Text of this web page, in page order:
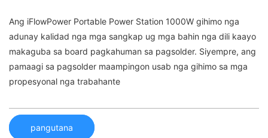
Ang iFlowPower Portable Power Station 1000W gihimo nga
adunay kalidad nga mga sangkap ug mga bahin nga dili kaayo
makaguba sa board pagkahuman sa pagsolder. Siyempre, ang
pamaagi sa pagsolder maampingon usab nga gihimo sa mga
propesyonal nga trabahante
pangutana